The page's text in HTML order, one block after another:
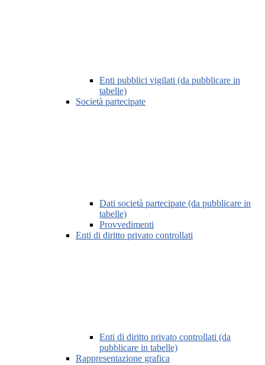
Enti pubblici vigilati (da pubblicare in
tabelle)
Società partecipate
Dati società partecipate (da pubblicare in
tabelle)
Provvedimenti
Enti di diritto privato controllati
Enti di diritto privato controllati (da
pubblicare in tabelle)
Rappresentazione grafica